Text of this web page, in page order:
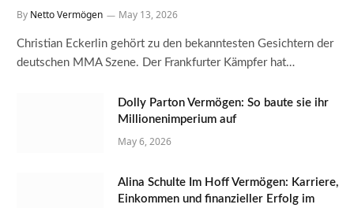
By Netto Vermögen May 13, 2026
Christian Eckerlin gehört zu den bekanntesten Gesichtern der
deutschen MMA Szene. Der Frankfurter Kämpfer hat…
Dolly Parton Vermögen: So baute sie ihr
Millionenimperium auf
May 6, 2026
Alina Schulte Im Hoff Vermögen: Karriere,
Einkommen und finanzieller Erfolg im